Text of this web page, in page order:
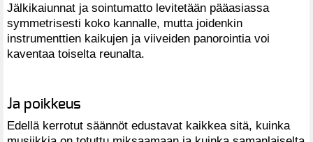
Jälkikaiunnat ja sointumatto levitetään pääasiassa
symmetrisesti koko kannalle, mutta joidenkin
instrumenttien kaikujen ja viiveiden panorointia voi
kaventaa toiselta reunalta.
Ja poikkeus
Edellä kerrotut säännöt edustavat kaikkea sitä, kuinka